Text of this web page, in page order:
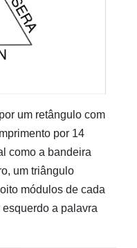
um retângulo com
por 14
como a bandeira
um triângulo
módulos de cada
a palavra